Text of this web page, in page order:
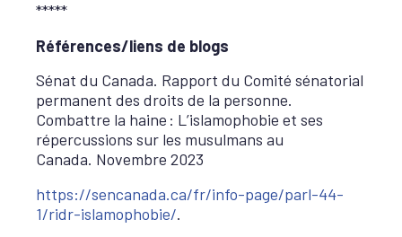
*****
Références/liens de blogs
Sénat du Canada. Rapport du Comité sénatorial
permanent des droits de la personne.
Combattre la haine : L’islamophobie et ses
répercussions sur les musulmans au
Canada. Novembre 2023
https://sencanada.ca/fr/info-page/parl-44-
1/ridr-islamophobie/.